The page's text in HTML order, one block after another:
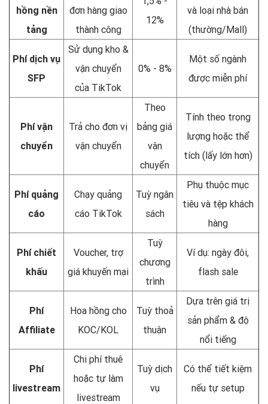
hồng nền
tảng
đơn hàng giao
thành công
12%
và loại nhà bán
(thường/Mall)
Phí dịch vụ
SFP
Sử dụng kho &
vận chuyển
của TikTok
0% - 8%
Một số ngành
được miễn phí
Phí vận
chuyển
Trả cho đơn vị
vận chuyển
Theo
bảng giá
vận
chuyển
Tính theo trọng
lượng hoặc thể
tích (lấy lớn hơn)
Phí quảng
cáo
Chạy quảng
cáo TikTok
Tuỳ ngân
sách
Phụ thuộc mục
tiêu và tệp khách
hàng
Phí chiết
khấu
Voucher, trợ
giá khuyến mại
Tuỳ
chương
trình
Ví dụ: ngày đôi,
flash sale
Phí
Affiliate
Hoa hồng cho
KOC/KOL
Tuỳ thoả
thuận
Dựa trên giá trị
sản phẩm & độ
nổi tiếng
Phí
livestream
Chi phí thuê
hoặc tự làm
livestream
Tuỳ dịch
vụ
Có thể tiết kiệm
nếu tự setup